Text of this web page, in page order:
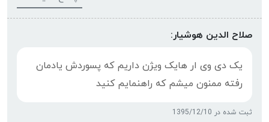
صلاح الدین هوشیار:
یک دی وی ار هایک ویژن داریم که پسوردش یادمان
رفته ممنون میشم که راهنمایم کنید
ثبت شده در 1395/12/10